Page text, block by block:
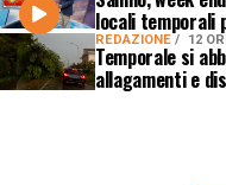
locali temporali
REDAZIONE 12
Temporale si
allagamenti e